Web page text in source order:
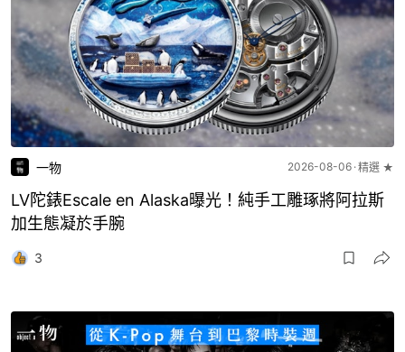
一物 2026-08-06 精選 ★
LV陀錶Escale en Alaska曝光！純手工雕琢將阿拉斯
加生態凝於手腕
3